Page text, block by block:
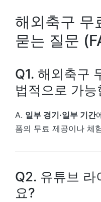
해외축구 무
묻는 질문
Q1. 해외축구
법적으로 가능
A. 일부 경기·일부 기간
폼의 무료 제공이나 체
Q2. 유튜브 라
요?